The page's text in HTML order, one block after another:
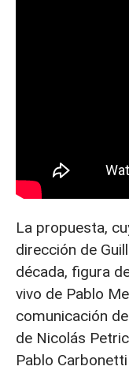
La propuesta,
dirección de
década, figura
vivo de Pablo
comunicación
de Nicolás
Pablo